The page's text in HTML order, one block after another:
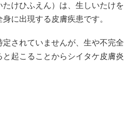
たけひふえん）は、生しいたけを
に出現する皮膚疾患です。
されていませんが、生や不完全
起こることからシイタケ皮膚炎